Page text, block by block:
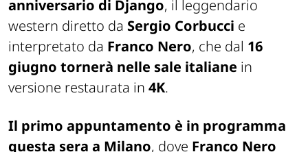
anniversario di Django, il leggendario
western diretto da Sergio Corbucci e
interpretato da Franco Nero, che dal 16
giugno tornerà nelle sale italiane in
versione restaurata in 4K.
Il primo appuntamento è in programma
questa sera a Milano, dove Franco Nero